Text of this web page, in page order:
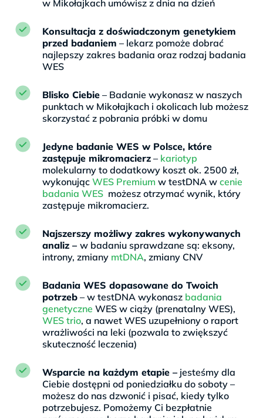
w Mikołajkach umówisz z dnia na dzień
Konsultacja z doświadczonym genetykiem
przed badaniem – lekarz pomoże dobrać
najlepszy zakres badania oraz rodzaj badania
WES
Blisko Ciebie – Badanie wykonasz w naszych
punktach w Mikołajkach i okolicach lub możesz
skorzystać z pobrania próbki w domu
Jedyne badanie WES w Polsce, które
zastępuje mikromacierz – kariotyp
molekularny to dodatkowy koszt ok. 2500 zł,
wykonując WES Premium w testDNA w cenie
badania WES możesz otrzymać wynik, który
zastępuje mikromacierz.
Najszerszy możliwy zakres wykonywanych
analiz – w badaniu sprawdzane są: eksony,
introny, zmiany mtDNA, zmiany CNV
Badania WES dopasowane do Twoich
potrzeb – w testDNA wykonasz badania
genetyczne WES w ciąży (prenatalny WES),
WES trio, a nawet WES uzupełniony o raport
wrażliwości na leki (pozwala to zwiększyć
skuteczność leczenia)
Wsparcie na każdym etapie – jesteśmy dla
Ciebie dostępni od poniedziałku do soboty –
możesz do nas dzwonić i pisać, kiedy tylko
potrzebujesz. Pomożemy Ci bezpłatnie